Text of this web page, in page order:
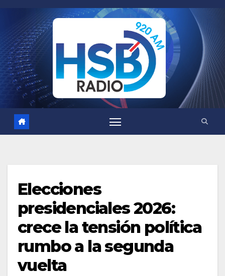
contenido
Elecciones
presidenciales 2026:
crece la tensión política
rumbo a la segunda
vuelta